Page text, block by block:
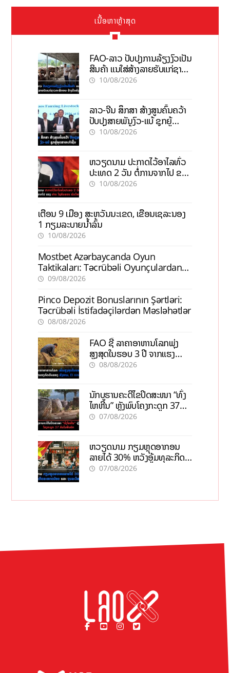
ເນື້ອຫາຫຼ້າສຸດ
FAO-ລາວ ປັບປຸງການລ້ຽງງົວເປັນ
ສິນຄ້າ ແນໃສ່ສ້າງລາຍຮັບແກ່ຊາວ
ກະສິກອນຢ່າງຍືນຍົງ
10/08/2026
ລາວ-ຈີນ ສຶກສາ ສ້າງສູນຄົ້ນຄວ້າ
ປັບປຸງສາຍພັນງົວ-ແບ້ ຊຸກຍູ້
ອຸດສາຫະກຳຊີ້ນ
10/08/2026
ຫວຽດນາມ ປະກາດໄວ້ອາໄລທົ່ວ
ປະເທດ 2 ວັນ ຕໍ່ການຈາກໄປ ຂອງ
ທ່ານ ໄຊສົມພອນ ພົມວິຫານ
10/08/2026
ເຕືອນ 9 ເມືອງ ສະຫວັນນະເຂດ, ເຂື່ອນເຊລະນອງ
1 ກຽມລະບາຍນ້ຳລົ້ນ
10/08/2026
Mostbet Azərbaycanda Oyun
Taktikaları: Təcrübəli Oyunçulardan
İpuçları
09/08/2026
Pinco Depozit Bonuslarının Şərtləri:
Təcrübəli İstifadəçilərdən Məsləhətlər
08/08/2026
FAO ຊີ້ ລາຄາອາຫານໂລກພຸ່ງ
ສູງສຸດໃນຮອບ 3 ປີ ຈາກແຮງ
ກົດດັນຂອງສົງຄາມ, El nino
08/08/2026
ນັກບູຮານຄະດີໄຂປິດສະໜາ “ທົ່ງ
ໄຫຫີນ” ຫຼັງພົບໂຄງກະດູກ 37
ຄົນໃນຫີນຍັກ
07/08/2026
ຫວຽດນາມ ກຽມຫຼຸດອາກອນ
ລາຍໄດ້ 30% ຫວັງອູ້ມທຸລະກິດ
ຂະໜາດນ້ອຍ ແລະ ຈຸນລະ
07/08/2026